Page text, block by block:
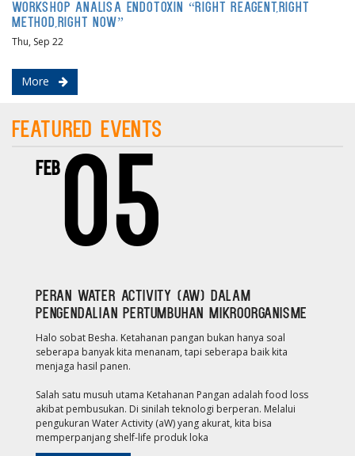
Workshop Analisa Endotoxin “RIGHT REAGENT,RIGHT
METHOD,RIGHT NOW”
Thu, Sep 22
More
Featured Events
Feb 05
Peran Water Activity (AW) dalam
pengendalian pertumbuhan mikroorganisme
Halo sobat Besha. Ketahanan pangan bukan hanya soal
seberapa banyak kita menanam, tapi seberapa baik kita
menjaga hasil panen.
Salah satu musuh utama Ketahanan Pangan adalah food loss
akibat pembusukan. Di sinilah teknologi berperan. Melalui
pengukuran Water Activity (aW) yang akurat, kita bisa
memperpanjang shelf-life produk loka